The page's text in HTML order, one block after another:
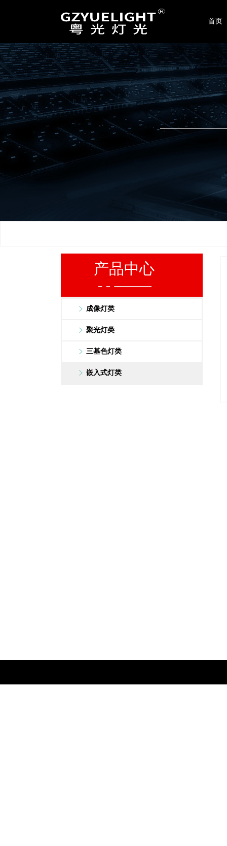
首页
产品中心
成像灯类
聚光灯类
三基色灯类
嵌入式灯类
联系我们
广州晟光舞台灯光音响设备有限公司
地址：广州市番禺区东环街星力22-24号
电话：020-86423189 / 4008017299
手机：189-2413-6669
传真：+86-020-86423189
邮箱：
yuelight2008@126.com
www.yuelight.com